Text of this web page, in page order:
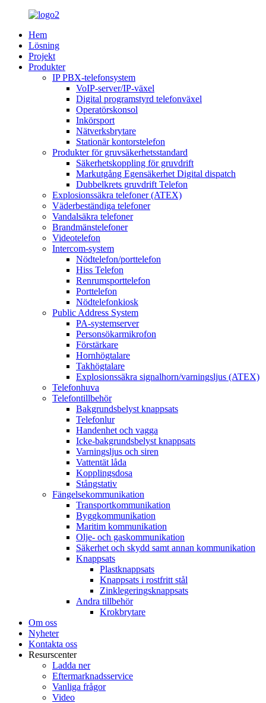
Hem
Lösning
Projekt
Produkter
IP PBX-telefonsystem
VoIP-server/IP-växel
Digital programstyrd telefonväxel
Operatörskonsol
Inkörsport
Nätverksbrytare
Stationär kontorstelefon
Produkter för gruvsäkerhetsstandard
Säkerhetskoppling för gruvdrift
Markutgång Egensäkerhet Digital dispatch
Dubbelkrets gruvdrift Telefon
Explosionssäkra telefoner (ATEX)
Väderbeständiga telefoner
Vandalsäkra telefoner
Brandmänstelefoner
Videotelefon
Intercom-system
Nödtelefon/porttelefon
Hiss Telefon
Renrumsporttelefon
Porttelefon
Nödtelefonkiosk
Public Address System
PA-systemserver
Personsökarmikrofon
Förstärkare
Hornhögtalare
Takhögtalare
Explosionssäkra signalhorn/varningsljus (ATEX)
Telefonhuva
Telefontillbehör
Bakgrundsbelyst knappsats
Telefonlur
Handenhet och vagga
Icke-bakgrundsbelyst knappsats
Varningsljus och siren
Vattentät låda
Kopplingsdosa
Stångstativ
Fängelsekommunikation
Transportkommunikation
Byggkommunikation
Maritim kommunikation
Olje- och gaskommunikation
Säkerhet och skydd samt annan kommunikation
Knappsats
Plastknappsats
Knappsats i rostfritt stål
Zinklegeringsknappsats
Andra tillbehör
Krokbrytare
Om oss
Nyheter
Kontakta oss
Resurscenter
Ladda ner
Eftermarknadsservice
Vanliga frågor
Video